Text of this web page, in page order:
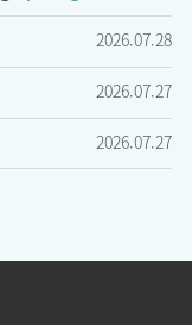
2026.07.28
2026.07.27
2026.07.27